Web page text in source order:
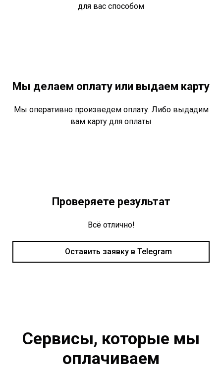
для вас способом
Мы делаем оплату или выдаем карту
Мы оперативно произведем оплату. Либо выдадим
вам карту для оплаты
Проверяете результат
Всё отлично!
Оставить заявку в Telegram
Сервисы, которые мы
оплачиваем